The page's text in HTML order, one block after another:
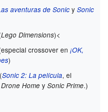
aventuras de Sonic ySonic
Lego Dimensions)<
crossover en¡OK,
)
Sonic 2: La película, el
Home ySonic Prime.)